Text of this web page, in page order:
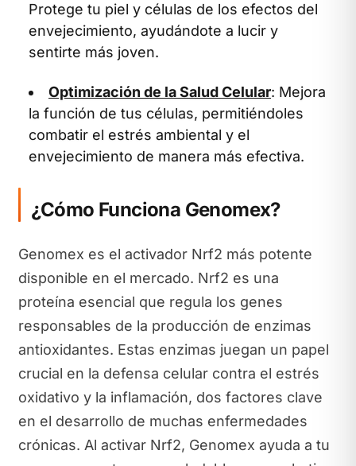
Protege tu piel y células de los efectos del
envejecimiento, ayudándote a lucir y
sentirte más joven.
Optimización de la Salud Celular: Mejora
la función de tus células, permitiéndoles
combatir el estrés ambiental y el
envejecimiento de manera más efectiva.
¿Cómo Funciona Genomex?
Genomex es el activador Nrf2 más potente
disponible en el mercado. Nrf2 es una
proteína esencial que regula los genes
responsables de la producción de enzimas
antioxidantes. Estas enzimas juegan un papel
crucial en la defensa celular contra el estrés
oxidativo y la inflamación, dos factores clave
en el desarrollo de muchas enfermedades
crónicas. Al activar Nrf2, Genomex ayuda a tu